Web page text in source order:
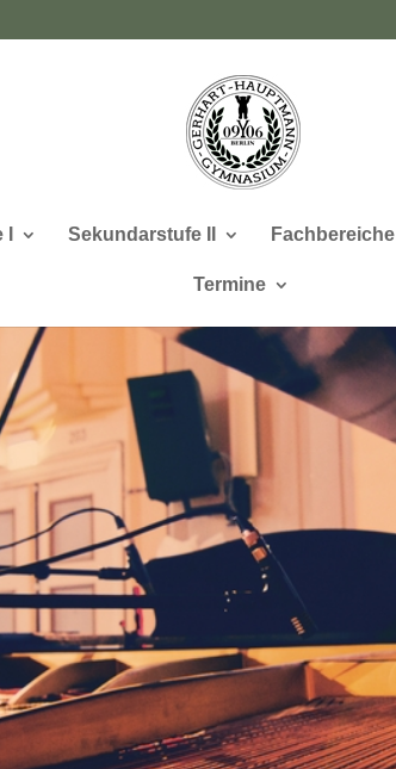
Sekundarstufe II Fachbereiche
Termine